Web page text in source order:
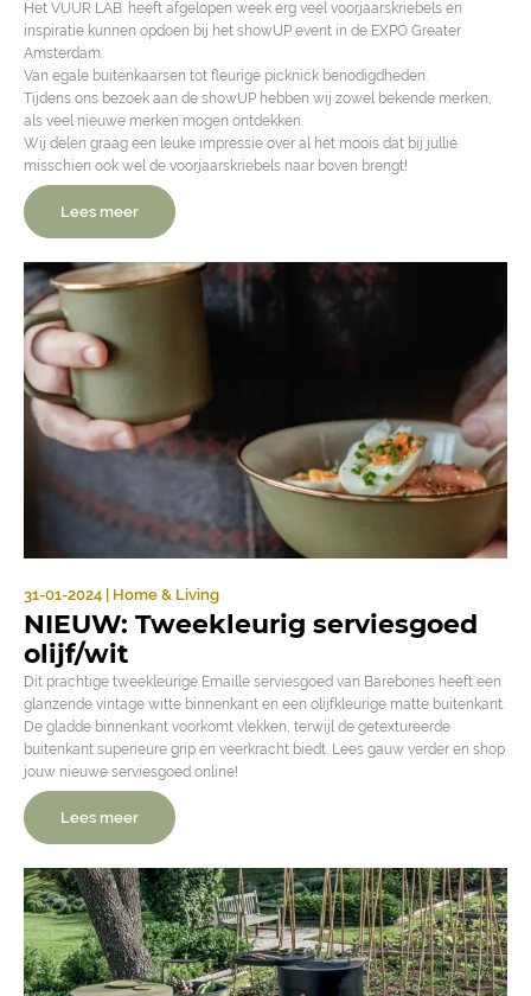
Het VUUR LAB. heeft afgelopen week erg veel voorjaarskriebels en
inspiratie kunnen opdoen bij het showUP event in de EXPO Greater
Amsterdam.
Van egale buitenkaarsen tot fleurige picknick benodigdheden.
Tijdens ons bezoek aan de showUP hebben wij zowel bekende merken,
als veel nieuwe merken mogen ontdekken.
Wij delen graag een leuke impressie over al het moois dat bij jullie
misschien ook wel de voorjaarskriebels naar boven brengt!
Lees meer
31-01-2024 | Home & Living
NIEUW: Tweekleurig serviesgoed
olijf/wit
Dit prachtige tweekleurige Emaille serviesgoed van Barebones heeft een
glanzende vintage witte binnenkant en een olijfkleurige matte buitenkant.
De gladde binnenkant voorkomt vlekken, terwijl de getextureerde
buitenkant superieure grip en veerkracht biedt. Lees gauw verder en shop
jouw nieuwe serviesgoed online!
Lees meer